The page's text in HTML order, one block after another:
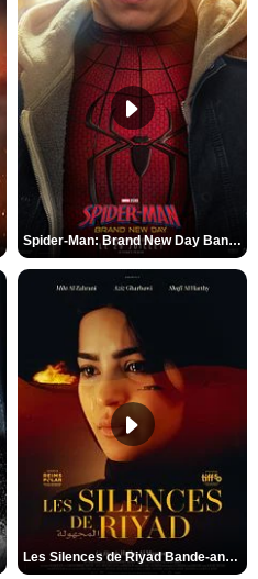
Spider-Man: Brand New Day Bande-annonce VO STFR
Les Silences de Riyad Bande-annonce VO STFR